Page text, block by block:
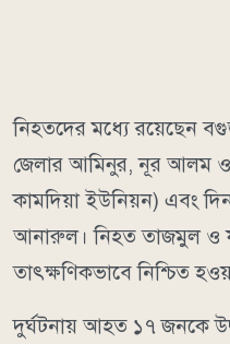
নিহতদের মধ্যে রয়েছেন
জেলার আমিনুর, নূর আলম ও
কামদিয়া ইউনিয়ন) এবং
আনারুল। নিহত তাজমুল ও
তাৎক্ষণিকভাবে নিশ্চিত
দুর্ঘটনায় আহত ১৭ জনকে